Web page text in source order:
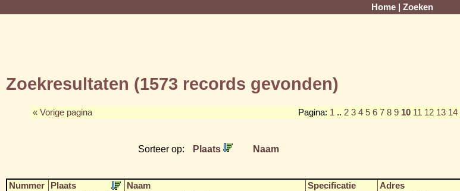
Home Zoeken
Zoekresultaten (1573 records gevonden)
« Vorige pagina Pagina: 1 .. 2 3 4 5 6 7 8 9 10 11 12 13 14
Sorteer op: Plaats Naam
Nummer Plaats Naam Specificatie Adres